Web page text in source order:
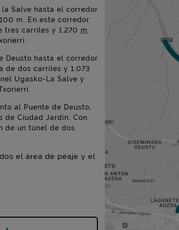
la Salve hasta el corredor
m. En este corredor
tres carriles y 1.270 m
Deusto hasta el corredor
de dos carriles y 1.073
Ugasko-La Salve y
al Puente de Deusto,
de Ciudad Jardín. Con
de un túnel de dos
el área de peaje y el